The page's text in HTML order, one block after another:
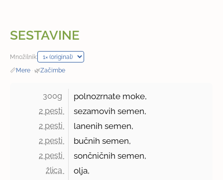
SESTAVINE
Množilnik:
📏Mere · 🌿Začimbe
300g polnozrnate moke,
2 pesti sezamovih semen,
2 pesti lanenih semen,
2 pesti bučnih semen,
2 pesti sončničnih semen,
žlica olja,